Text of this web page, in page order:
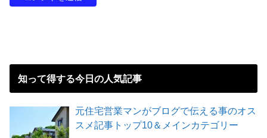
知って得する今日の人気記事
元住宅営業マンがブログで伝える事のオス
スメ記事トップ10＆メインカテゴリー